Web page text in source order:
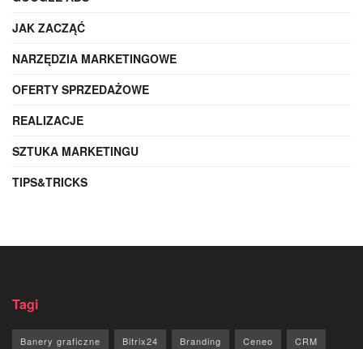
JAK ZACZĄĆ
NARZĘDZIA MARKETINGOWE
OFERTY SPRZEDAŻOWE
REALIZACJE
SZTUKA MARKETINGU
TIPS&TRICKS
Tagi
Banery graficzne Bitrix24 Branding Ceneo CRM